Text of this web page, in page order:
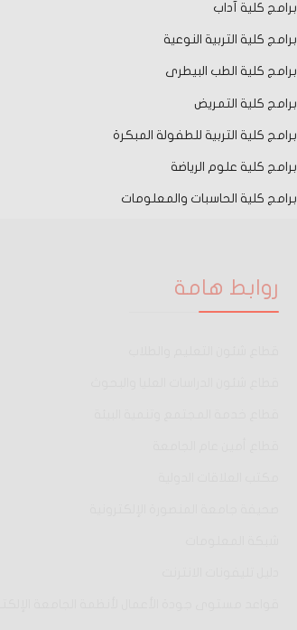
برامج كلية آداب
برامج كلية التربية النوعية
برامج كلية الطب البيطرى
برامج كلية التمريض
برامج كلية التربية للطفولة المبكرة
برامج كلية علوم الرياضة
برامج كلية الحاسبات والمعلومات
روابط هامة